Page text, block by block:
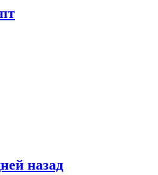
назад